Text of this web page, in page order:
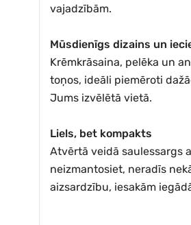
vajadzībām.
Mūsdienīgs dizains un
Krēmkrāsaina, pelēka un
toņos, ideāli piemēroti
Jums izvēlētā vietā.
Liels, bet kompakts
Atvērtā veidā saulessargs
neizmantosiet, neradīs
aizsardzību, iesakām